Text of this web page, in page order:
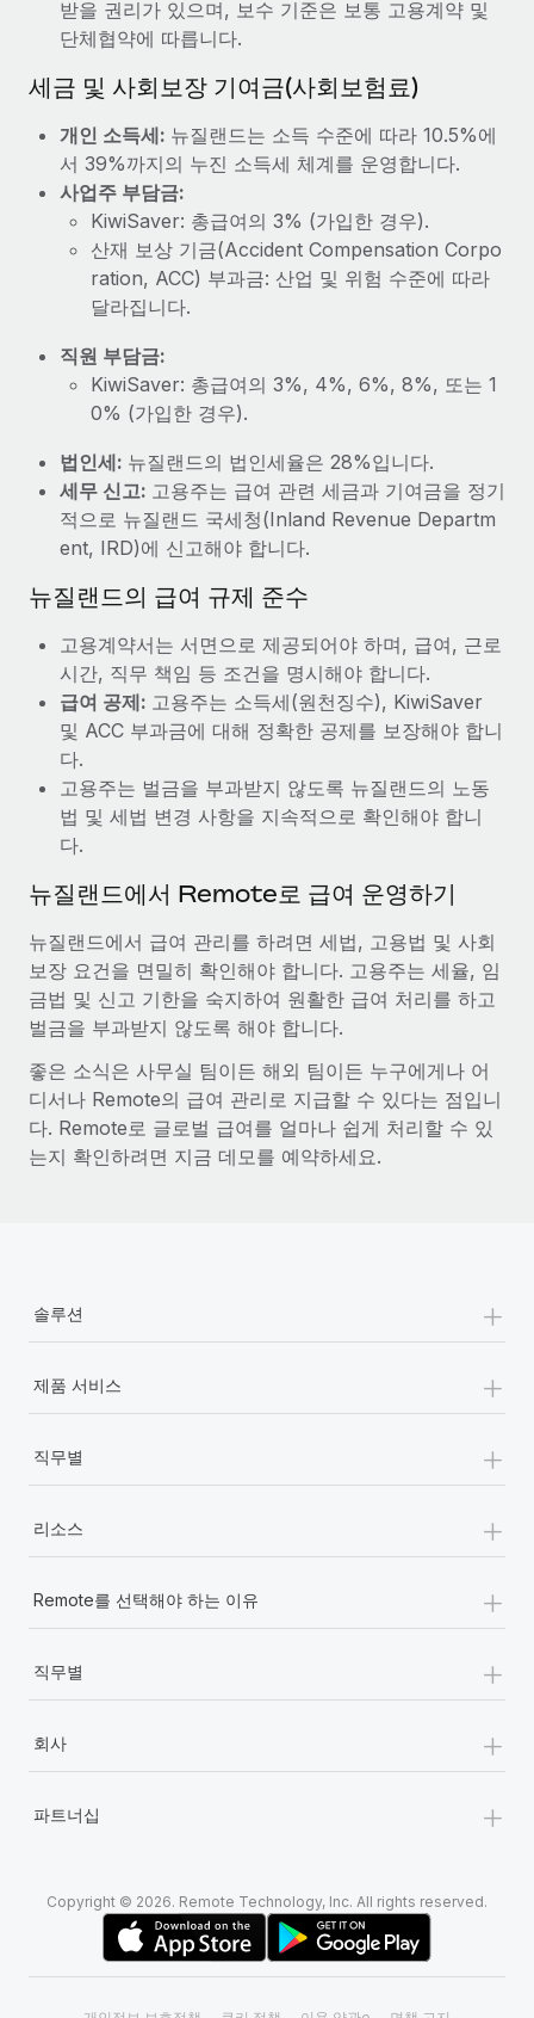
Remote의 사명은 모든 규모의 기업이 전 세계 어디서든 업무에 가
장 적합 사람을 찾아 채용 및 관리하고 급여를 지급하도록 돕는 것
입니다. 이를 위해 최근 몇 주 동안 새로운...
자세히 알아보기
Shootsta가 Remote를 통해 네 개의 시장에서 글로벌
채용을 확장한 방법
비디오 콘텐츠를 활용한 마케팅이 계속해서 인기를 끌면서, 기업들
에게는 흥미롭고 전문적인 비디오 제작이 어느 때보다 중요해졌습
자세히 알아보기
받을 권리가 있으며, 보수 기준은 보통 고용계약 및
단체협약에 따릅니다.
세금 및 사회보장 기여금(사회보험료)
개인 소득세: 뉴질랜드는 소득 수준에 따라 10.5%에
서 39%까지의 누진 소득세 체계를 운영합니다.
사업주 부담금:
KiwiSaver: 총급여의 3% (가입한 경우).
산재 보상 기금(Accident Compensation Corpo
ration, ACC) 부과금: 산업 및 위험 수준에 따라
달라집니다.
직원 부담금:
KiwiSaver: 총급여의 3%, 4%, 6%, 8%, 또는 1
0% (가입한 경우).
법인세: 뉴질랜드의 법인세율은 28%입니다.
세무 신고: 고용주는 급여 관련 세금과 기여금을 정기
적으로 뉴질랜드 국세청(Inland Revenue Departm
ent, IRD)에 신고해야 합니다.
뉴질랜드의 급여 규제 준수
고용계약서는 서면으로 제공되어야 하며, 급여, 근로
시간, 직무 책임 등 조건을 명시해야 합니다.
급여 공제: 고용주는 소득세(원천징수), KiwiSaver
및 ACC 부과금에 대해 정확한 공제를 보장해야 합니
다.
고용주는 벌금을 부과받지 않도록 뉴질랜드의 노동
법 및 세법 변경 사항을 지속적으로 확인해야 합니
다.
뉴질랜드에서 Remote로 급여 운영하기
뉴질랜드에서 급여 관리를 하려면 세법, 고용법 및 사회
보장 요건을 면밀히 확인해야 합니다. 고용주는 세율, 임
금법 및 신고 기한을 숙지하여 원활한 급여 처리를 하고
벌금을 부과받지 않도록 해야 합니다.
좋은 소식은 사무실 팀이든 해외 팀이든 누구에게나 어
디서나 Remote의 급여 관리로 지급할 수 있다는 점입니
다. Remote로 글로벌 급여를 얼마나 쉽게 처리할 수 있
는지 확인하려면 지금 데모를 예약하세요.
솔루션 +
제품 서비스 +
직무별 +
리소스 +
Remote를 선택해야 하는 이유 +
직무별 +
회사 +
파트너십 +
Copyright © 2026. Remote Technology, Inc. All rights reserved.